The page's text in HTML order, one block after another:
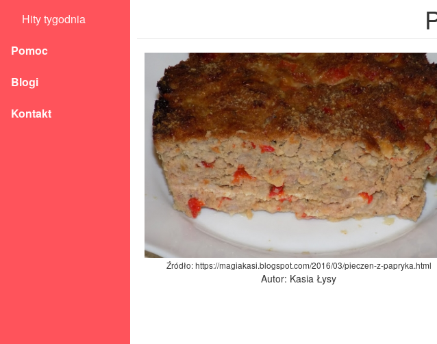
Hity tygodnia
Pomoc
Blogi
Kontakt
Źródło: https://magiakasi.blogspot.com/2016/03/pieczen-z-papryka.html
Autor: Kasia Łysy